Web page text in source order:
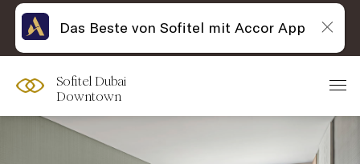
Sofitel Dubai
Downtown
Das Beste von Sofitel mit Accor App